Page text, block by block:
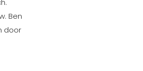
Ben
door